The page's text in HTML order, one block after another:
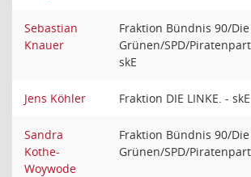
Sebastian
Knauer
Fraktion Bündnis 90/Die
Grünen/SPD/
skE
Jens Köhler Fraktion DIE LINKE. - skE
Sandra
Kothe-
Woywode
Fraktion Bündnis 90/Die
Grünen/SPD/